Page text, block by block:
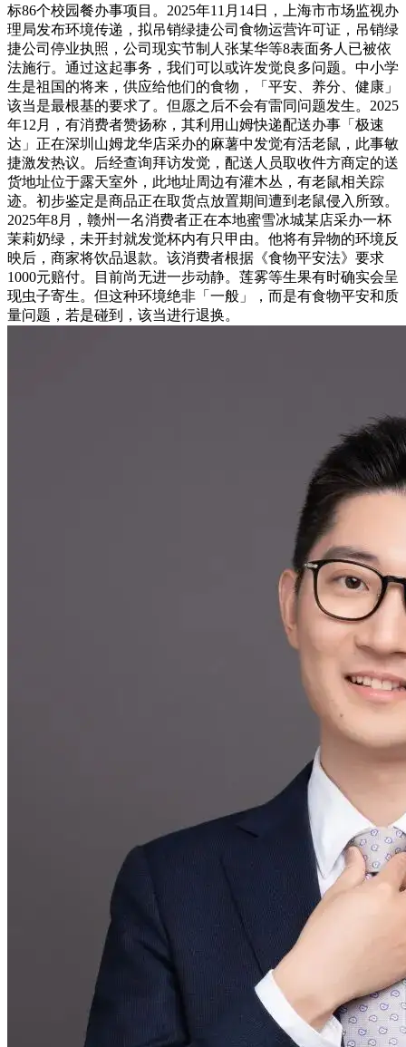
标86个校园餐办事项目。2025年11月14日，上海市市场监视办
理局发布环境传递，拟吊销绿捷公司食物运营许可证，吊销绿
捷公司停业执照，公司现实节制人张某华等8表面务人已被依
法施行。通过这起事务，我们可以或许发觉良多问题。中小学
生是祖国的将来，供应给他们的食物，「平安、养分、健康」
该当是最根基的要求了。但愿之后不会有雷同问题发生。2025
年12月，有消费者赞扬称，其利用山姆快递配送办事「极速
达」正在深圳山姆龙华店采办的麻薯中发觉有活老鼠，此事敏
捷激发热议。后经查询拜访发觉，配送人员取收件方商定的送
货地址位于露天室外，此地址周边有灌木丛，有老鼠相关踪
迹。初步鉴定是商品正在取货点放置期间遭到老鼠侵入所致。
2025年8月，赣州一名消费者正在本地蜜雪冰城某店采办一杯
茉莉奶绿，未开封就发觉杯内有只甲由。他将有异物的环境反
映后，商家将饮品退款。该消费者根据《食物平安法》要求
1000元赔付。目前尚无进一步动静。莲雾等生果有时确实会呈
现虫子寄生。但这种环境绝非「一般」，而是有食物平安和质
量问题，若是碰到，该当进行退换。